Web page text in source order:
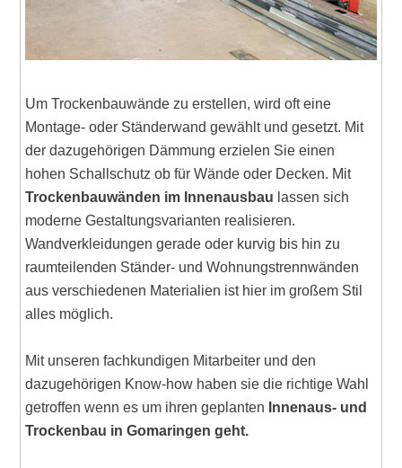
Um Trockenbauwände zu erstellen, wird oft eine
Montage- oder Ständerwand gewählt und gesetzt. Mit
der dazugehörigen Dämmung erzielen Sie einen
hohen Schallschutz ob für Wände oder Decken. Mit
Trockenbauwänden im Innenausbau lassen sich
moderne Gestaltungsvarianten realisieren.
Wandverkleidungen gerade oder kurvig bis hin zu
raumteilenden Ständer- und Wohnungstrennwänden
aus verschiedenen Materialien ist hier im großem Stil
alles möglich.
Mit unseren fachkundigen Mitarbeiter und den
dazugehörigen Know-how haben sie die richtige Wahl
getroffen wenn es um ihren geplanten Innenaus- und
Trockenbau in Gomaringen geht.